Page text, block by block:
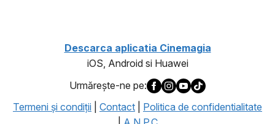
Descarca aplicatia Cinemagia
iOS, Android si Huawei
Urmăreşte-ne pe:
Termeni şi condiţii
Contact
Politica de confidentialitate